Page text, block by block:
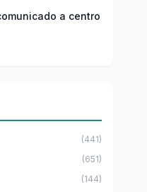
a centro
(441)
(651)
(144)